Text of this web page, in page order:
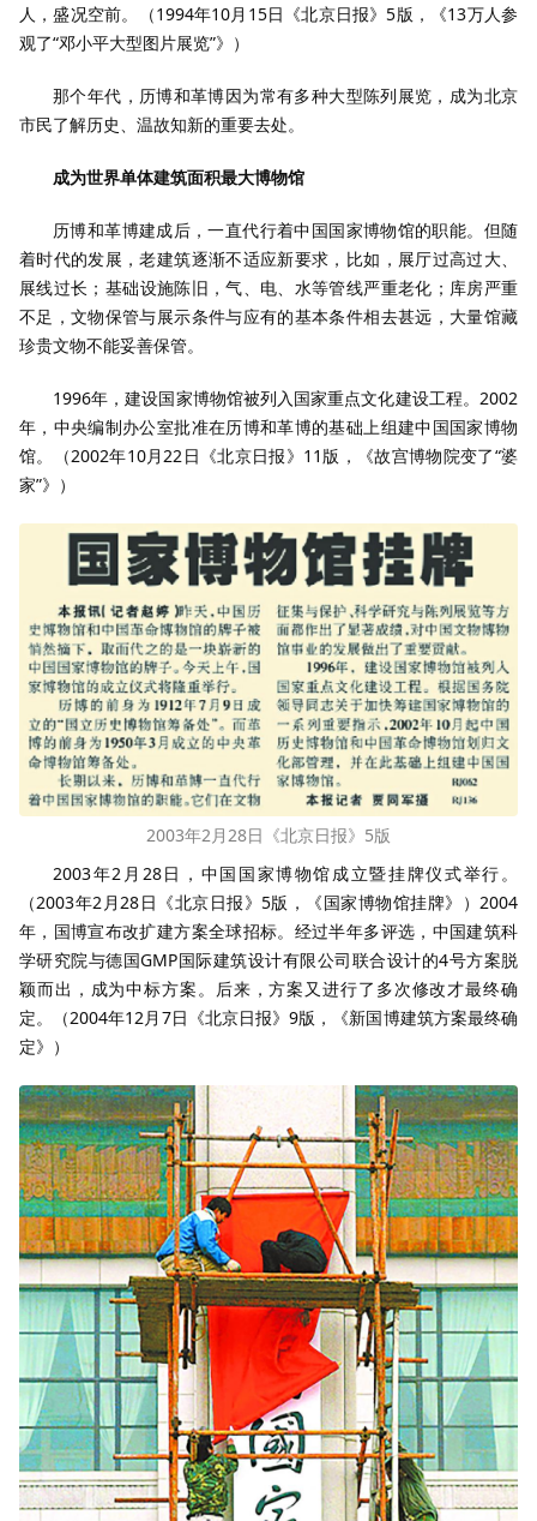
人，盛况空前。（1994年10月15日《北京日报》5版，《13万人参
观了“邓小平大型图片展览”》）
那个年代，历博和革博因为常有多种大型陈列展览，成为北京
市民了解历史、温故知新的重要去处。
成为世界单体建筑面积最大博物馆
历博和革博建成后，一直代行着中国国家博物馆的职能。但随
着时代的发展，老建筑逐渐不适应新要求，比如，展厅过高过大、
展线过长；基础设施陈旧，气、电、水等管线严重老化；库房严重
不足，文物保管与展示条件与应有的基本条件相去甚远，大量馆藏
珍贵文物不能妥善保管。
1996年，建设国家博物馆被列入国家重点文化建设工程。2002
年，中央编制办公室批准在历博和革博的基础上组建中国国家博物
馆。（2002年10月22日《北京日报》11版，《故宫博物院变了“婆
家”》）
2003年2月28日《北京日报》5版
2003年2月28日，中国国家博物馆成立暨挂牌仪式举行。
（2003年2月28日《北京日报》5版，《国家博物馆挂牌》）2004
年，国博宣布改扩建方案全球招标。经过半年多评选，中国建筑科
学研究院与德国GMP国际建筑设计有限公司联合设计的4号方案脱
颖而出，成为中标方案。后来，方案又进行了多次修改才最终确
定。（2004年12月7日《北京日报》9版，《新国博建筑方案最终确
定》）